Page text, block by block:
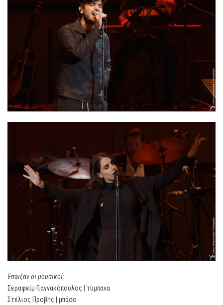
Έπαιξαν οι μουσικοί:
Σεραφείμ Γιαννακόπουλος | τύμπανα
Στέλιος Προβής | μπάσο